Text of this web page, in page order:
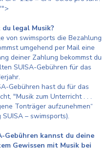
legal Musik?
von swimsports die Bezahlung
umgehend per Mail eine
deiner Zahlung bekommst du
SUISA-Gebühren für das
Gebühren hast du für das
"Musik zum Unterricht . . .
Tonträger aufzunehmen“
– swimsports).
Gebühren kannst du deine
Gewissen mit Musik bei